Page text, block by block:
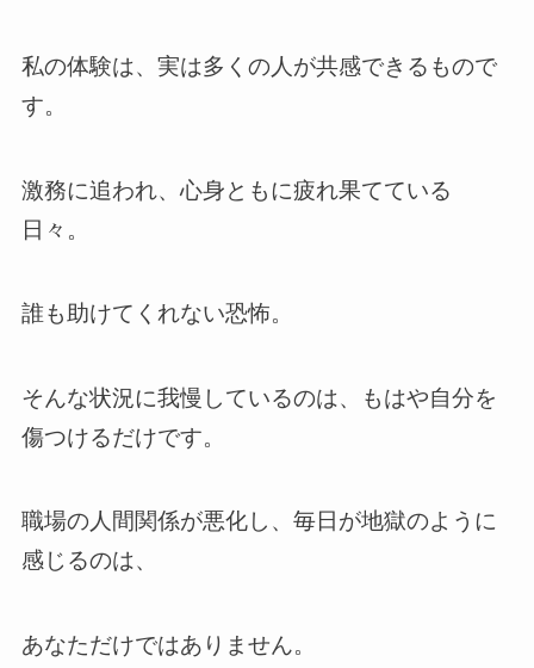
私の体験は、実は多くの人が共感できるもので
す。
激務に追われ、心身ともに疲れ果てている
日々。
誰も助けてくれない恐怖。
そんな状況に我慢しているのは、もはや自分を
傷つけるだけです。
職場の人間関係が悪化し、毎日が地獄のように
感じるのは、
あなただけではありません。